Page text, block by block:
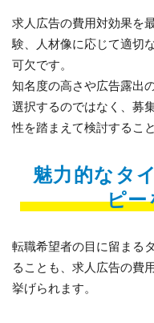
求人広告の費用対効果を
験、人材像に応じて適切
可欠です。
知名度の高さや広告露出
選択するのではなく、募
性を踏まえて検討するこ
魅力的なタ
ピ
転職希望者の目に留まる
ることも、求人広告の費
挙げられます。